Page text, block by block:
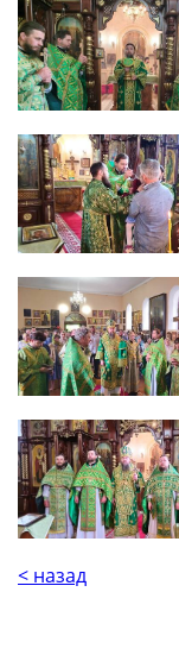
< назад